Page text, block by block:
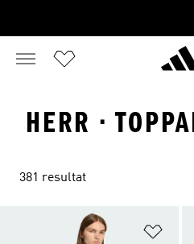
HERR ·
381 resultat